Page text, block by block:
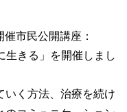
市民公開講座：
生きる」を開催しまし
いく方法、治療を続け